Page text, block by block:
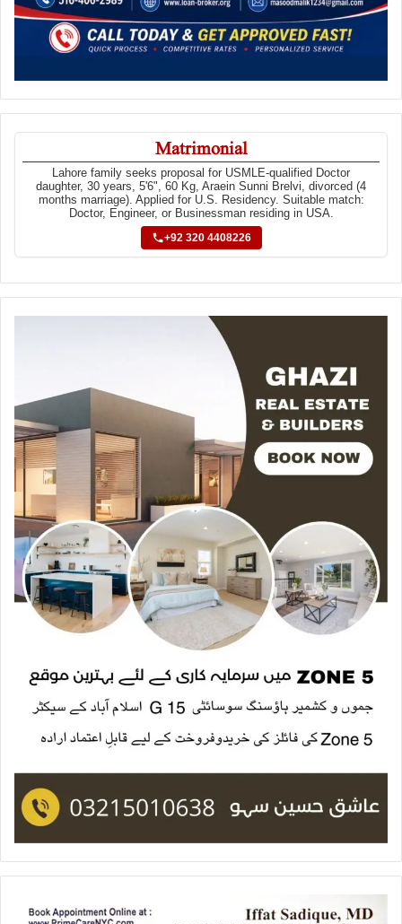
Matrimonial
Lahore family seeks proposal for USMLE-qualified Doctor
daughter, 30 years, 5'6", 60 Kg, Araein Sunni Brelvi, divorced (4
months marriage). Applied for U.S. Residency. Suitable match:
Doctor, Engineer, or Businessman residing in USA.
+92 320 4408226